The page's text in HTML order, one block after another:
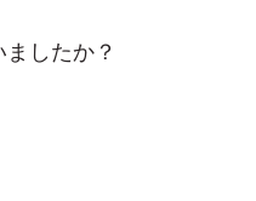
したか？